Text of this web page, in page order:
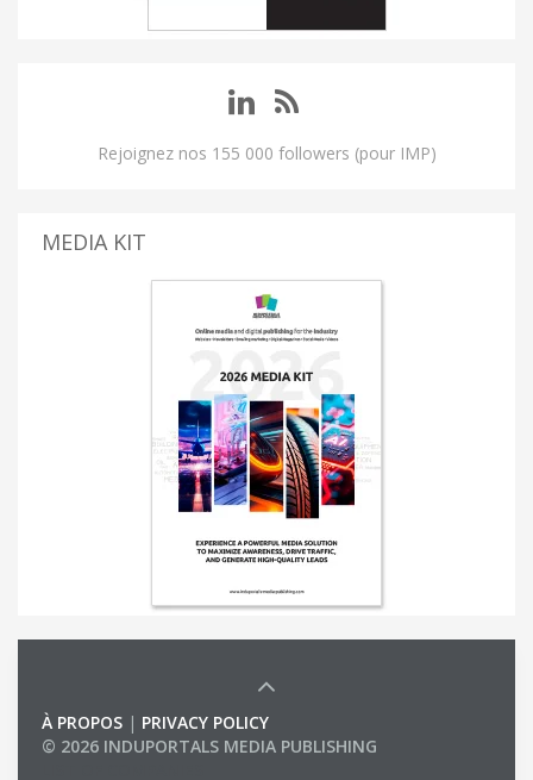
Rejoignez nos 155 000 followers (pour IMP)
MEDIA KIT
À PROPOS | PRIVACY POLICY
© 2026 INDUPORTALS MEDIA PUBLISHING